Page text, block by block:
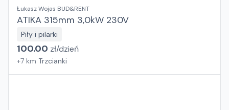
Łukasz Wojas BUD&RENT
ATIKA 315mm 3,0kW 230V
Piły i pilarki
100.00 zł/dzień
+7 km Trzcianki